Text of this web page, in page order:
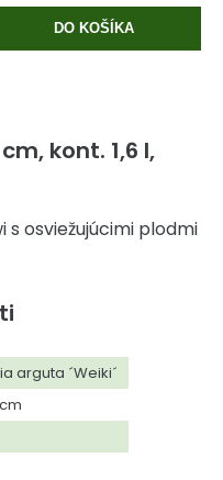
DO KOŠÍKA
kont. 1,6 l,
s osviežujúcimi plodmi
arguta ´Weiki´